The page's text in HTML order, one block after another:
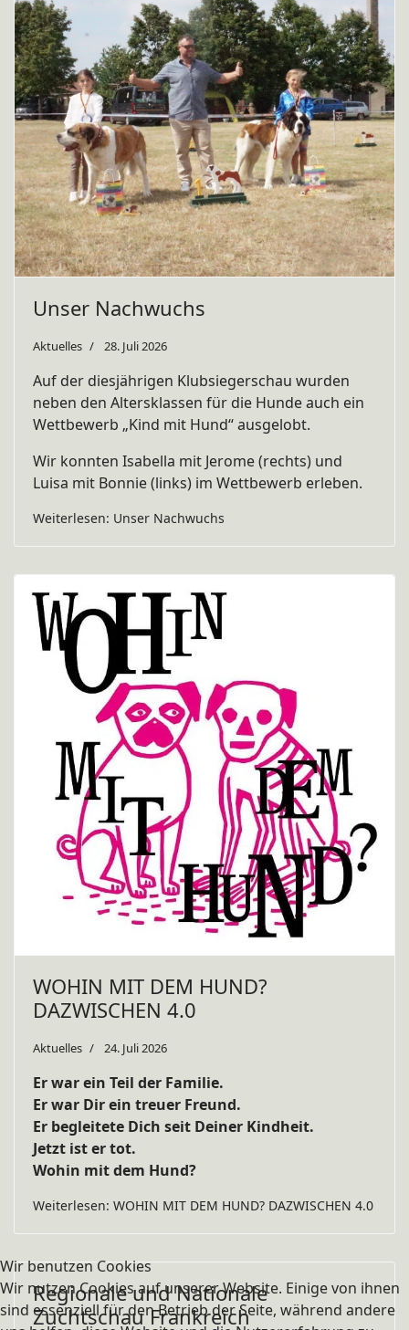
Unser Nachwuchs
Aktuelles 28. Juli 2026
Auf der diesjährigen Klubsiegerschau wurden
neben den Altersklassen für die Hunde auch ein
Wettbewerb „Kind mit Hund“ ausgelobt.
Wir konnten Isabella mit Jerome (rechts) und
Luisa mit Bonnie (links) im Wettbewerb erleben.
Weiterlesen: Unser Nachwuchs
WOHIN MIT DEM HUND?
DAZWISCHEN 4.0
Aktuelles 24. Juli 2026
Er war ein Teil der Familie.
Er war Dir ein treuer Freund.
Er begleitete Dich seit Deiner Kindheit.
Jetzt ist er tot.
Wohin mit dem Hund?
Weiterlesen: WOHIN MIT DEM HUND? DAZWISCHEN 4.0
Regionale und Nationale
Zuchtschau Frankreich
Wir benutzen Cookies
Wir nutzen Cookies auf unserer Website. Einige von ihnen
sind essenziell für den Betrieb der Seite, während andere